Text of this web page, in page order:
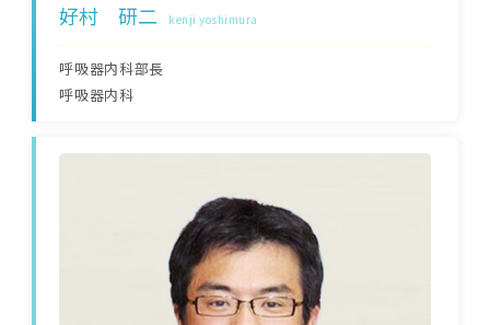
好村 研二 kenji yoshimura
呼吸器内科部長
呼吸器内科